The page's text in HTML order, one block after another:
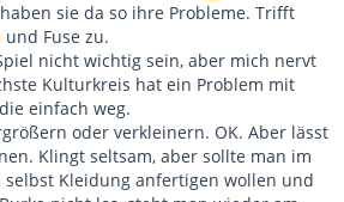
sie da so ihre Probleme. Trifft
und Fuse zu.
nicht wichtig sein, aber mich nervt
Kulturkreis hat ein Problem mit
einfach weg.
oder verkleinern. OK. Aber lässt
Klingt seltsam, aber sollte man im
Kleidung anfertigen wollen und